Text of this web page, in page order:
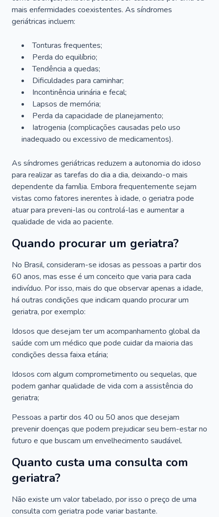
mais enfermidades coexistentes. As síndromes
geriátricas incluem:
Tonturas frequentes;
Perda do equilíbrio;
Tendência a quedas;
Dificuldades para caminhar;
Incontinência urinária e fecal;
Lapsos de memória;
Perda da capacidade de planejamento;
Iatrogenia (complicações causadas pelo uso
inadequado ou excessivo de medicamentos).
As síndromes geriátricas reduzem a autonomia do idoso
para realizar as tarefas do dia a dia, deixando-o mais
dependente da família. Embora frequentemente sejam
vistas como fatores inerentes à idade, o geriatra pode
atuar para preveni-las ou controlá-las e aumentar a
qualidade de vida ao paciente.
Quando procurar um geriatra?
No Brasil, consideram-se idosas as pessoas a partir dos
60 anos, mas esse é um conceito que varia para cada
indivíduo. Por isso, mais do que observar apenas a idade,
há outras condições que indicam quando procurar um
geriatra, por exemplo:
Idosos que desejam ter um acompanhamento global da
saúde com um médico que pode cuidar da maioria das
condições dessa faixa etária;
Idosos com algum comprometimento ou sequelas, que
podem ganhar qualidade de vida com a assistência do
geriatra;
Pessoas a partir dos 40 ou 50 anos que desejam
prevenir doenças que podem prejudicar seu bem-estar no
futuro e que buscam um envelhecimento saudável.
Quanto custa uma consulta com
geriatra?
Não existe um valor tabelado, por isso o preço de uma
consulta com geriatra pode variar bastante.